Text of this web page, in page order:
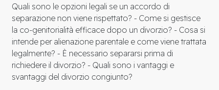
Quali sono le opzioni legali se un accordo di
separazione non viene rispettato? - Come si gestisce
la co-genitorialità efficace dopo un divorzio? - Cosa si
intende per alienazione parentale e come viene trattata
legalmente? - È necessario separarsi prima di
richiedere il divorzio? - Quali sono i vantaggi e
svantaggi del divorzio congiunto?